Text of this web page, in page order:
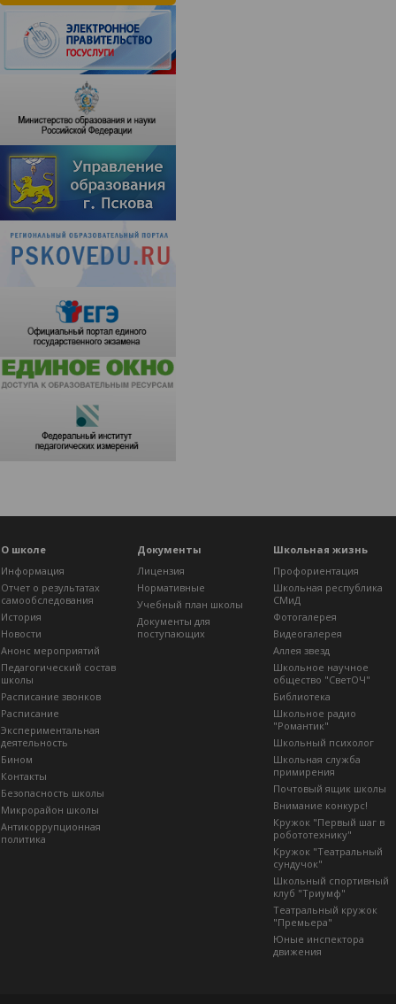
О школе
Информация
Отчет о результатах
самообследования
История
Новости
Анонс мероприятий
Педагогический состав
школы
Расписание звонков
Расписание
Экспериментальная
деятельность
Бином
Контакты
Безопасность школы
Микрорайон школы
Антикоррупционная
политика
Документы
Лицензия
Нормативные
Учебный план школы
Документы для
поступающих
Школьная жизнь
Профориентация
Школьная республика
СМиД
Фотогалерея
Видеогалерея
Аллея звезд
Школьное научное
общество "СветОЧ"
Библиотека
Школьное радио
"Романтик"
Школьный психолог
Школьная служба
примирения
Почтовый ящик школы
Внимание конкурс!
Кружок "Первый шаг в
робототехнику"
Кружок "Театральный
сундучок"
Школьный спортивный
клуб "Триумф"
Театральный кружок
"Премьера"
Юные инспектора
движения